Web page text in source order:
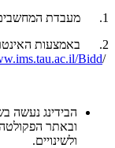
1. מעבדת המחשבים בפקולטה
2. באמצעות
/
Bidd
הבידינג נעשה
ובאתר
ולשינויים.